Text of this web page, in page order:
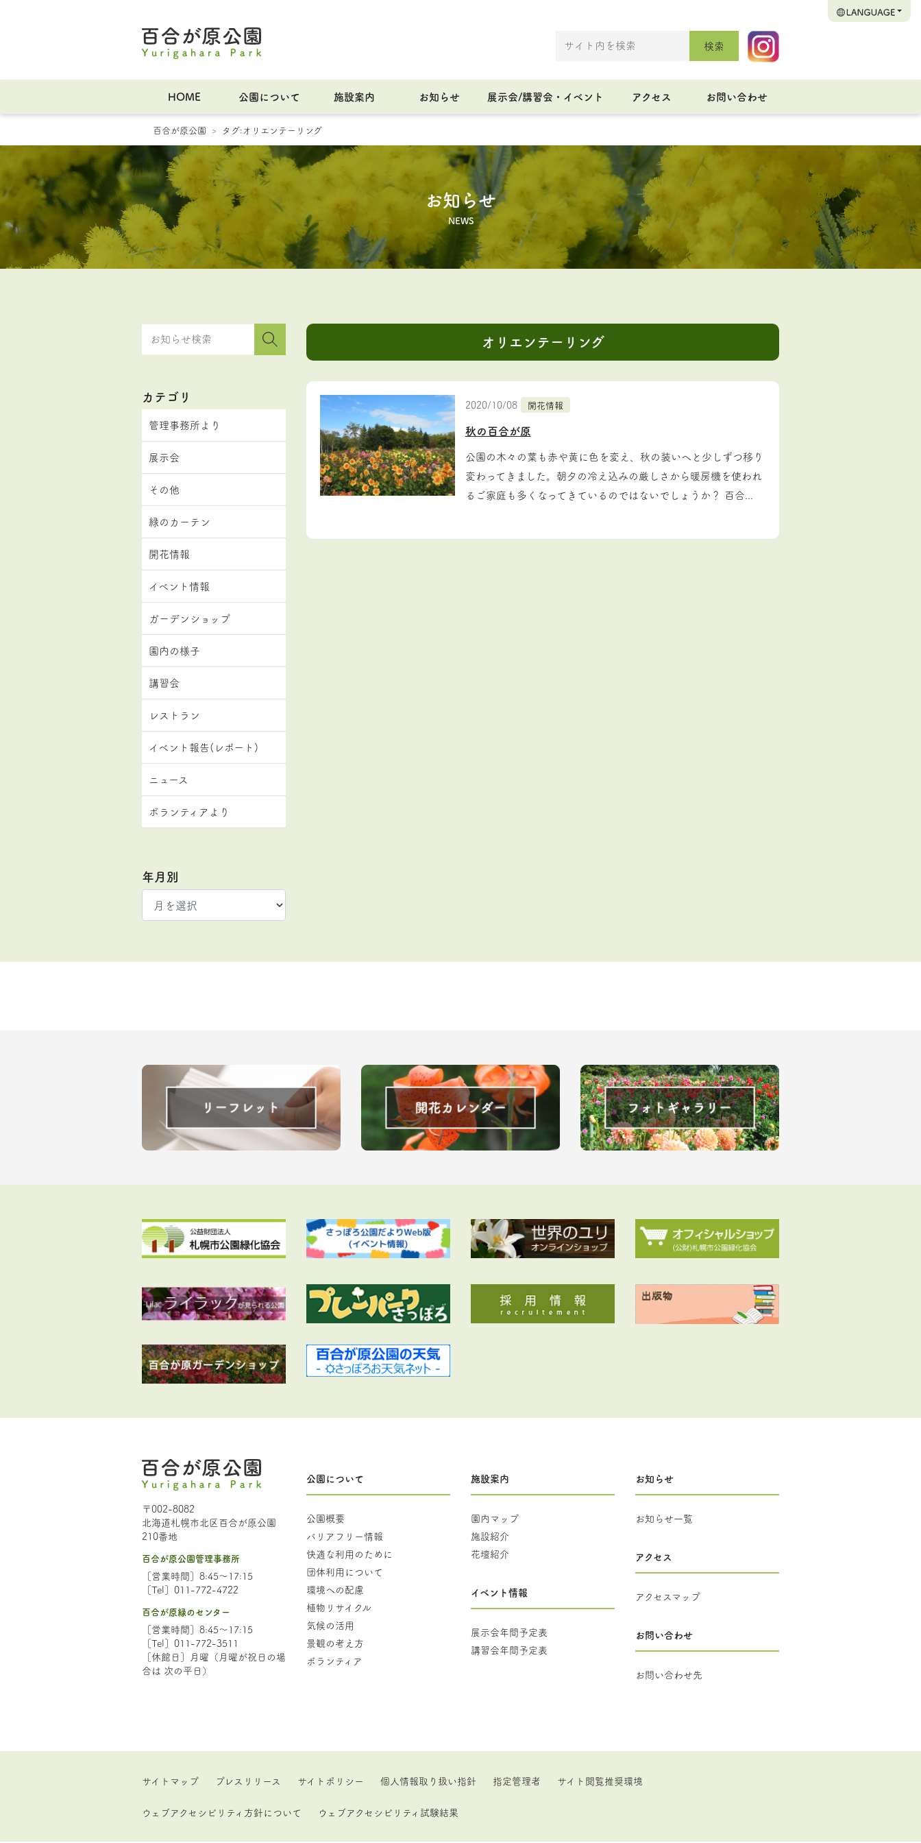
検索
HOME 公園について 施設案内 お知らせ 展示会/講習会・イベント アクセス お問い合わせ
百合が原公園 タグ:オリエンテーリング
お知らせ
NEWS
オリエンテーリング
2020/10/08 開花情報
秋の百合が原
公園の木々の葉も赤や黄に色を変え、秋の装いへと少しずつ移り
変わってきました。朝夕の冷え込みの厳しさから暖房機を使われ
るご家庭も多くなってきているのではないでしょうか？ 百合...
カテゴリ
管理事務所より
展示会
その他
緑のカーテン
開花情報
イベント情報
ガーデンショップ
園内の様子
講習会
レストラン
イベント報告(レポート)
ニュース
ボランティアより
年月別
〒002-8082
北海道札幌市北区百合が原公園
210番地
百合が原公園管理事務所
［営業時間］8:45～17:15
［Tel］011-772-4722
百合が原緑のセンター
［営業時間］8:45～17:15
［Tel］011-772-3511
［休館日］月曜（月曜が祝日の場
合は 次の平日）
公園について
公園概要
バリアフリー情報
快適な利用のために
団体利用について
環境への配慮
植物リサイクル
気候の活用
景観の考え方
ボランティア
施設案内
園内マップ
施設紹介
花壇紹介
イベント情報
展示会年間予定表
講習会年間予定表
お知らせ
お知らせ一覧
アクセス
アクセスマップ
お問い合わせ
お問い合わせ先
サイトマップ プレスリリース サイトポリシー 個人情報取り扱い指針 指定管理者 サイト閲覧推奨環境
ウェブアクセシビリティ方針について ウェブアクセシビリティ試験結果